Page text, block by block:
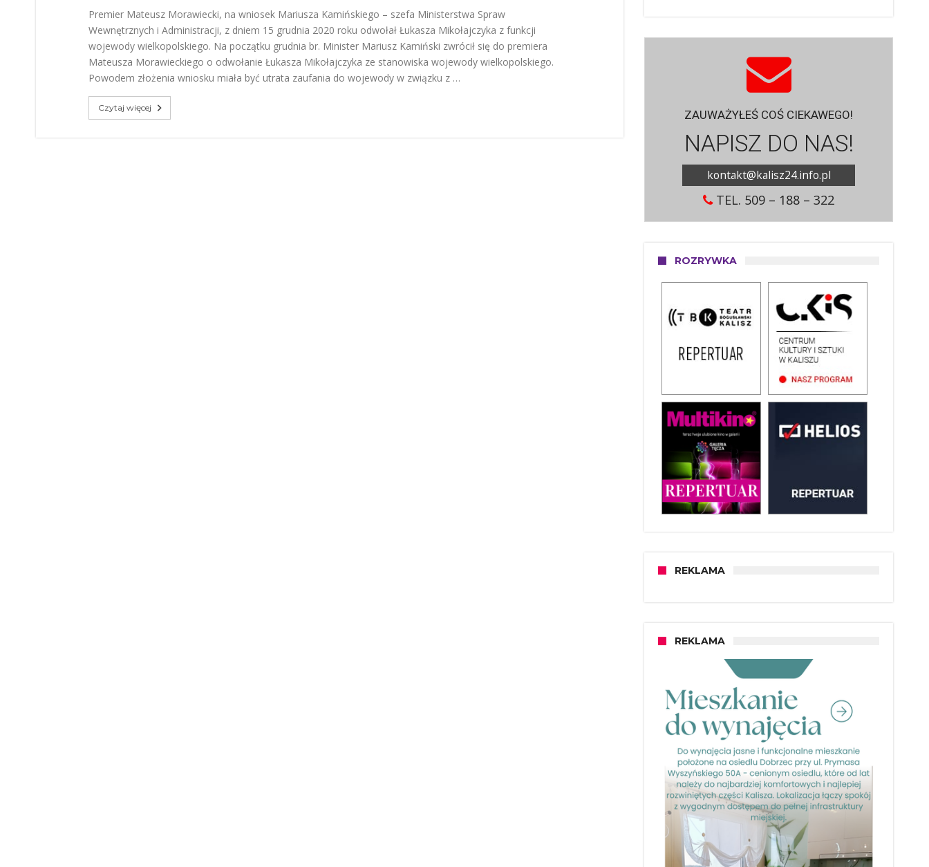
Premier Mateusz Morawiecki, na wniosek Mariusza Kamińskiego – szefa Ministerstwa Spraw
Wewnętrznych i Administracji, z dniem 15 grudnia 2020 roku odwołał Łukasza Mikołajczyka z funkcji
wojewody wielkopolskiego. Na początku grudnia br. Minister Mariusz Kamiński zwrócił się do premiera
Mateusza Morawieckiego o odwołanie Łukasza Mikołajczyka ze stanowiska wojewody wielkopolskiego.
Powodem złożenia wniosku miała być utrata zaufania do wojewody w związku z …
Czytaj więcej
ZAUWAŻYŁEŚ COŚ CIEKAWEGO!
NAPISZ DO NAS!
kontakt@kalisz24.info.pl
TEL. 509 – 188 – 322
ROZRYWKA
REKLAMA
REKLAMA